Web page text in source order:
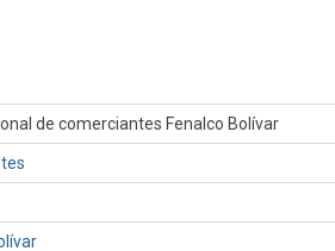
de comerciantes Fenalco Bolívar